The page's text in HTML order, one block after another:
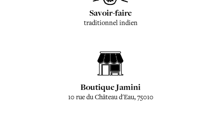
Savoir-faire
traditionnel indien
Boutique Jamini
10 rue du Château d'Eau, 75010